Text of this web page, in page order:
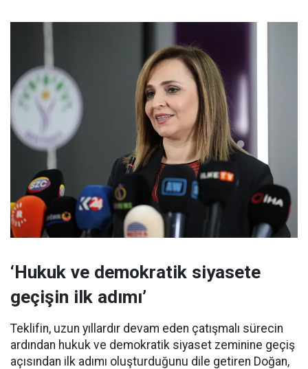
‘Hukuk ve demokratik siyasete
geçişin ilk adımı’
Teklifin, uzun yıllardır devam eden çatışmalı sürecin
ardından hukuk ve demokratik siyaset zeminine geçiş
açısından ilk adımı oluşturduğunu dile getiren Doğan,